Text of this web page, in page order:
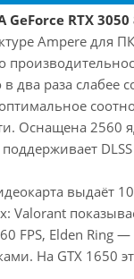
GeForce RTX 3050
Ampere для
два раза слабее
Оснащена 2560
выдаёт
Valorant
FPS, Elden Ring —
На GTX 1650